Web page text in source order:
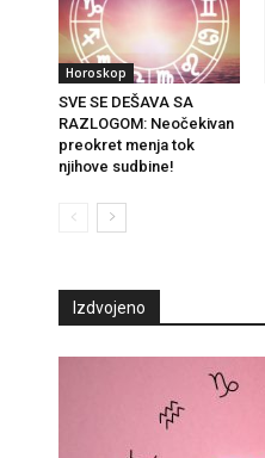
Horoskop
SVE SE DEŠAVA SA
RAZLOGOM: Neočekivan
preokret menja tok
njihove sudbine!
Izdvojeno